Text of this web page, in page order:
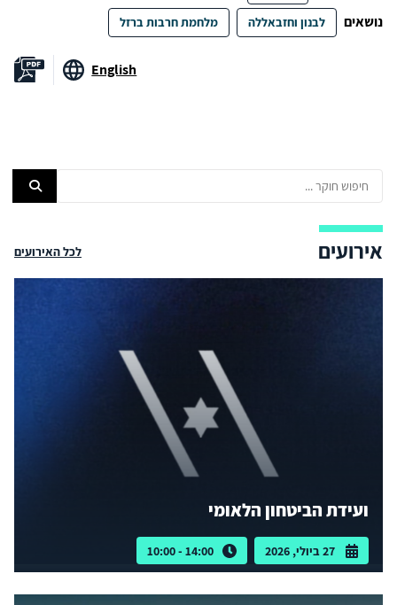
נושאים לבנון וחזבאללה מלחמת חרבות ברזל
English
אירועים לכל האירועים
ועידת הביטחון הלאומי
27 ביולי, 2026 14:00 - 10:00